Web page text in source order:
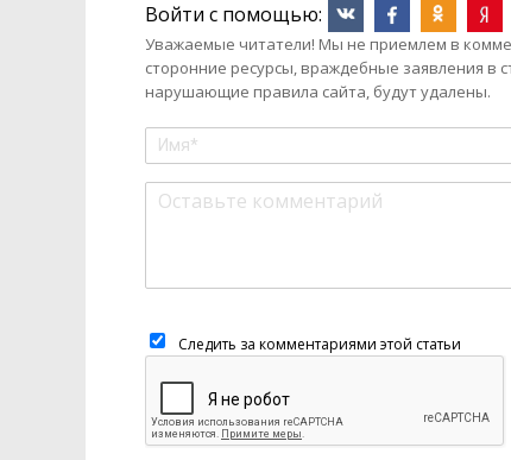
Войти с помощью:
Уважаемые читатели! Мы не приемлем в
сторонние ресурсы, враждебные заявления в
нарушающие правила сайта, будут удалены.
Следить за комментариями этой статьи